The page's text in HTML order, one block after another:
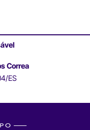
Correa
ES